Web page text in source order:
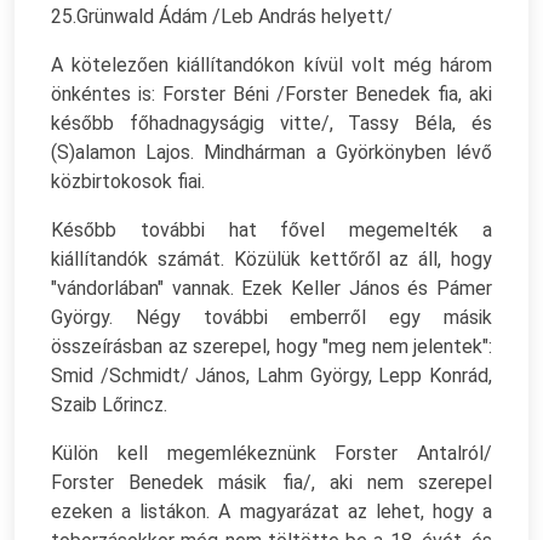
25.Grünwald Ádám /Leb András helyett/
A kötelezően kiállítandókon kívül volt még három
önkéntes is: Forster Béni /Forster Benedek fia, aki
később főhadnagyságig vitte/, Tassy Béla, és
(S)alamon Lajos. Mindhárman a Györkönyben lévő
közbirtokosok fiai.
Később további hat fővel megemelték a
kiállítandók számát. Közülük kettőről az áll, hogy
"vándorlában" vannak. Ezek Keller János és Pámer
György. Négy további emberről egy másik
összeírásban az szerepel, hogy "meg nem jelentek":
Smid /Schmidt/ János, Lahm György, Lepp Konrád,
Szaib Lőrincz.
Külön kell megemlékeznünk Forster Antalról/
Forster Benedek másik fia/, aki nem szerepel
ezeken a listákon. A magyarázat az lehet, hogy a